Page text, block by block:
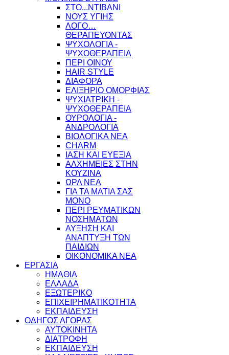
ΣΤΟ...ΝΤΙΒΑΝΙ
ΝΟΥΣ ΥΓΙΗΣ
ΛΟΓΟ…
ΘΕΡΑΠΕΥΟΝΤΑΣ
ΨΥΧΟΛΟΓΙΑ -
ΨΥΧΟΘΕΡΑΠΕΙΑ
ΠΕΡΙ ΟΙΝΟΥ
HAIR STYLE
ΔΙΑΦΟΡΑ
ΕΛΙΞΗΡΙΟ ΟΜΟΡΦΙΑΣ
ΨΥΧΙΑΤΡΙΚΗ -
ΨΥΧΟΘΕΡΑΠΕΙΑ
ΟΥΡΟΛΟΓΙΑ -
ΑΝΔΡΟΛΟΓΙΑ
ΒΙΟΛΟΓΙΚΑ ΝΕΑ
CHARM
ΙΑΣΗ ΚΑΙ ΕΥΕΞΙΑ
ΑΛΧΗΜΕΙΕΣ ΣΤΗΝ
ΚΟΥΖΙΝΑ
ΩΡΛ ΝEA
ΓΙΑ ΤΑ ΜΑΤΙΑ ΣΑΣ
ΜΟΝΟ
ΠΕΡΙ ΡΕΥΜΑΤΙΚΩΝ
ΝΟΣΗΜΑΤΩΝ
ΑΥΞΗΣΗ ΚΑΙ
ΑΝΑΠΤΥΞΗ ΤΩΝ
ΠΑΙΔΙΩΝ
ΟΙΚΟΝΟΜΙΚΑ ΝΕΑ
ΕΡΓΑΣΙΑ
ΗΜΑΘΙΑ
ΕΛΛΑΔΑ
ΕΞΩΤΕΡΙΚΟ
ΕΠΙΧΕΙΡΗΜΑΤΙΚΟΤΗΤΑ
ΕΚΠΑΙΔΕΥΣΗ
ΟΔΗΓΟΣ ΑΓΟΡΑΣ
ΑΥΤΟΚΙΝΗΤΑ
ΔΙΑΤΡΟΦΗ
ΕΚΠΑΙΔΕΥΣΗ